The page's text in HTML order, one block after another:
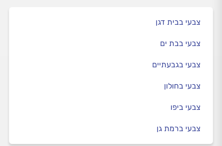
צבעי בבית דגן
צבעי בבת ים
צבעי בגבעתיים
צבעי בחולון
צבעי ביפו
צבעי ברמת גן